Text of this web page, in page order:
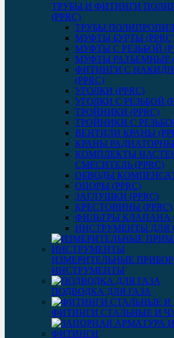
ТРУБЫ И ФИТИНГИ
(PPRC)
ТРУБЫ
МУФТЫ БУРТЫ
МУФТЫ C РЕЗЬБОЙ
МУФТЫ РАЗЪЕМНЫЕ
ФИТИНГИ С
(PPRC)
УГОЛКИ (PPRC)
УГОЛКИ С РЕЗЬБОЙ
ТРОЙНИКИ (PPRC)
ТРОЙНИКИ С
ВЕНТИЛИ КРАНЫ
КРАНЫ
КОМПЛЕКТЫ
СМЕСИТЕЛЬ (PPRC)
ОБВОДЫ
ОПОРЫ (PPRC)
ЗАГЛУШКИ (PPRC)
КРЕСТОВИНЫ (PPRC)
ФИЛЬТРЫ КЛАПАНА
ИНСТРУМЕНТЫ ДЛЯ
ИЗМЕРИТЕЛЬНЫЕ
ИНСТРУМЕНТЫ
ПОДВОДКА ДЛЯ ГАЗА
ФИТИНГИ СТАЛЬНЫЕ И